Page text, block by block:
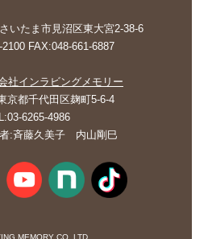
いたま市見沼区東大宮2-38-6
FAX:048-661-6887
社インラビングメモリー
京都千代田区麹町5-6-4
6265-4986
:斉藤久美子 内山剛巳
MEMORY CO.,LTD